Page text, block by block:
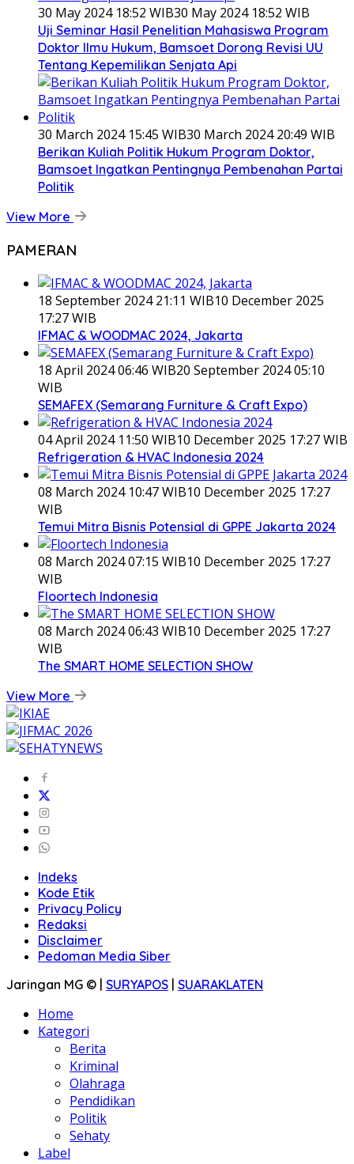
30 May 2024 18:52 WIB30 May 2024 18:52 WIB
Uji Seminar Hasil Penelitian Mahasiswa Program
Doktor Ilmu Hukum, Bamsoet Dorong Revisi UU
Tentang Kepemilikan Senjata Api
30 March 2024 15:45 WIB30 March 2024 20:49 WIB
Berikan Kuliah Politik Hukum Program Doktor,
Bamsoet Ingatkan Pentingnya Pembenahan Partai
Politik
View More
PAMERAN
18 September 2024 21:11 WIB10 December 2025
17:27 WIB
IFMAC & WOODMAC 2024, Jakarta
18 April 2024 06:46 WIB20 September 2024 05:10
WIB
SEMAFEX (Semarang Furniture & Craft Expo)
04 April 2024 11:50 WIB10 December 2025 17:27 WIB
Refrigeration & HVAC Indonesia 2024
08 March 2024 10:47 WIB10 December 2025 17:27
WIB
Temui Mitra Bisnis Potensial di GPPE Jakarta 2024
08 March 2024 07:15 WIB10 December 2025 17:27
WIB
Floortech Indonesia
08 March 2024 06:43 WIB10 December 2025 17:27
WIB
The SMART HOME SELECTION SHOW
View More
Indeks
Kode Etik
Privacy Policy
Redaksi
Disclaimer
Pedoman Media Siber
Jaringan MG © | SURYAPOS | SUARAKLATEN
Home
Kategori
Berita
Kriminal
Olahraga
Pendidikan
Politik
Sehaty
Label